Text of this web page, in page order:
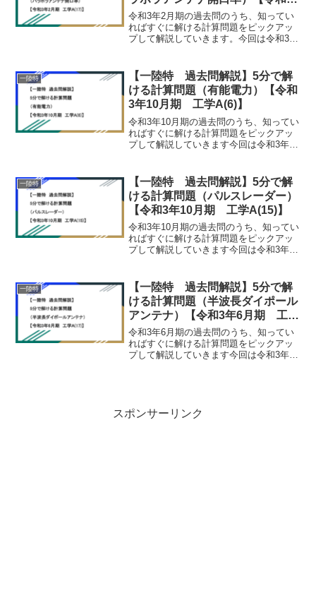
年2月期 工学A(17)】
令和3年2月期の過去問のうち、知ってい
ればすぐに解ける計算問題をピックアッ
プして解説していきます。今回は令和3年
からダウンロード可能です。R3年2月期
過去問（１...
一陸特
【一陸特 過去問解説】5分で解
ける計算問題（有能電力）【令和
3年10月期 工学A(6)】
令和3年10月期の過去問のうち、知ってい
ればすぐに解ける計算問題をピックアッ
プして解説していきます今回は令和3年10
らダウンロード可能です。 令和3年10月
期 ...
一陸特
【一陸特 過去問解説】5分で解
ける計算問題（パルスレーダー）
【令和3年10月期 工学A(15)】
令和3年10月期の過去問のうち、知ってい
ればすぐに解ける計算問題をピックアッ
プして解説していきます今回は令和3年10
らダウンロード可能です。 令和3年10月
期...
一陸特
【一陸特 過去問解説】5分で解
ける計算問題（半波長ダイポール
アンテナ）【令和3年6月期 工学
A(17)】
令和3年6月期の過去問のうち、知ってい
ればすぐに解ける計算問題をピックアッ
プして解説していきます今回は令和3年6
スポンサーリンク